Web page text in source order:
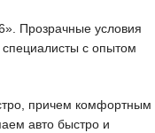
Прозрачные условия
с опытом
причем комфортным
авто быстро и